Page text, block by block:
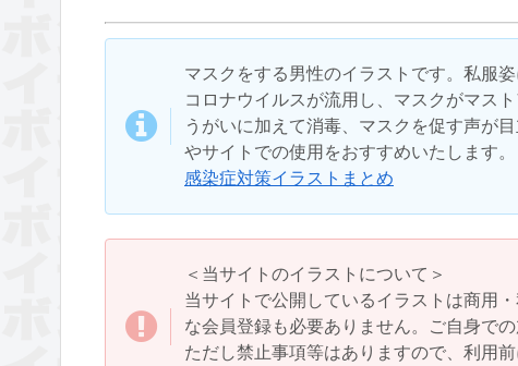
マスクをする男性のイラストです。私服
コロナウイルスが流用し、マスクがマス
うがいに加えて消毒、マスクを促す声が
やサイトでの使用をおすすめいたします。
感染症対策イラストまとめ
＜当サイトのイラストについて＞
当サイトで公開しているイラストは商用
な会員登録も必要ありません。ご自身で
ただし禁止事項等はありますので、利用